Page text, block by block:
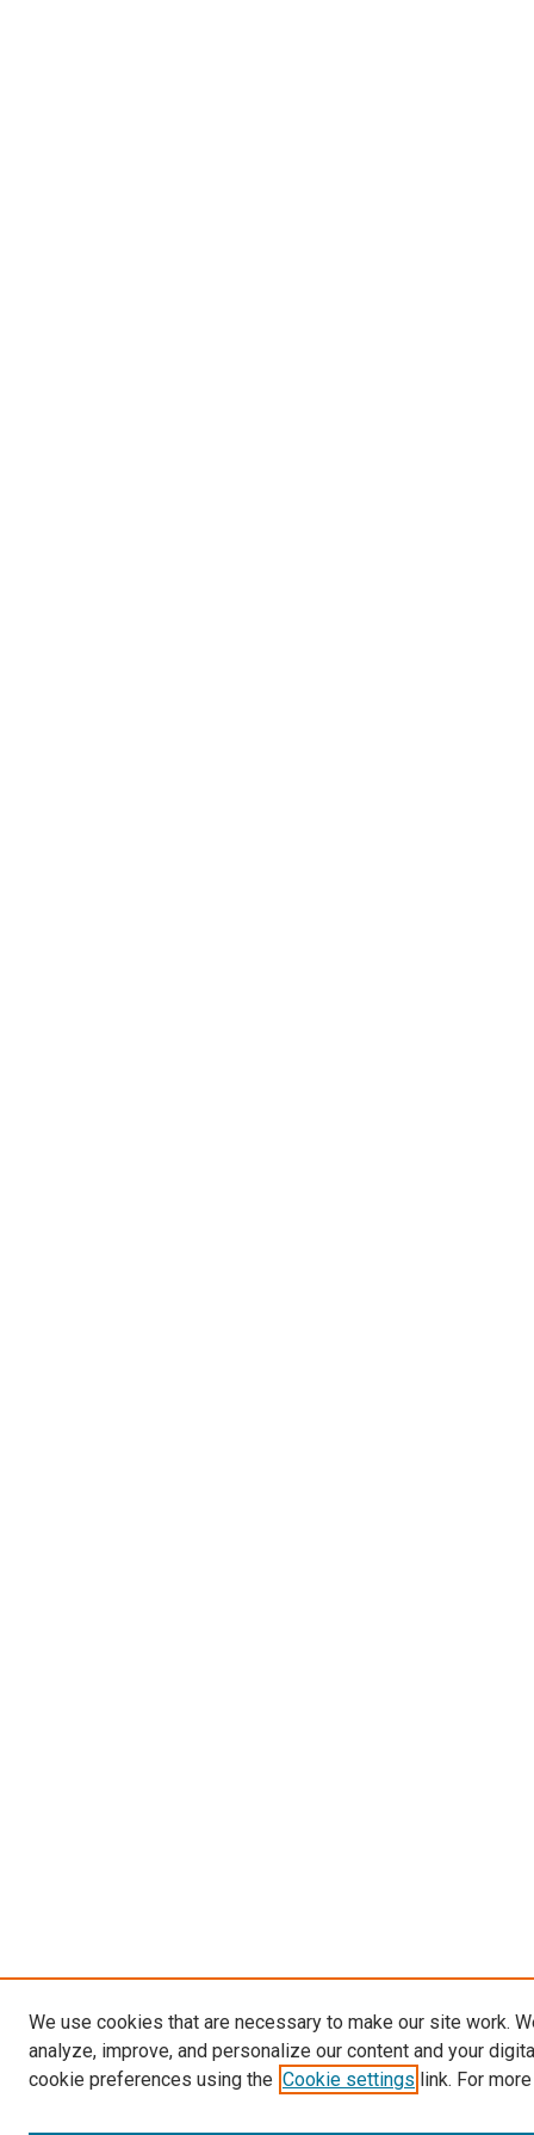
We use cookies that are necessary to make our site work.
analyze, improve, and personalize our content and your
cookie preferences using the Cookie settings link. For